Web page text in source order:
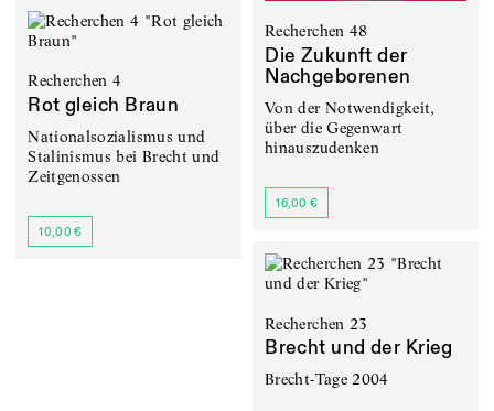
Recherchen 48
Die Zukunft der
Nachgeborenen
Von der Notwendigkeit,
über die Gegenwart
hinauszudenken
16,00 €
Recherchen 4
Rot gleich Braun
Nationalsozialismus und
Stalinismus bei Brecht und
Zeitgenossen
10,00 €
Recherchen 23
Brecht und der Krieg
Brecht-Tage 2004